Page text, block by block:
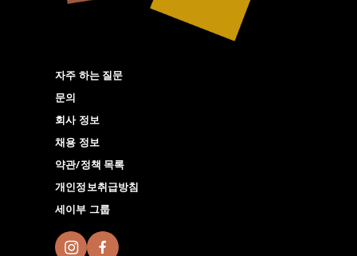
자주 하는 질문
문의
회사 정보
채용 정보
약관/정책 목록
개인정보취급방침
세이부 그룹